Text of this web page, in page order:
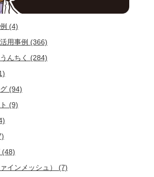
(4)
用事例 (366)
んちく (284)
(94)
(9)
(48)
インメッシュ） (7)